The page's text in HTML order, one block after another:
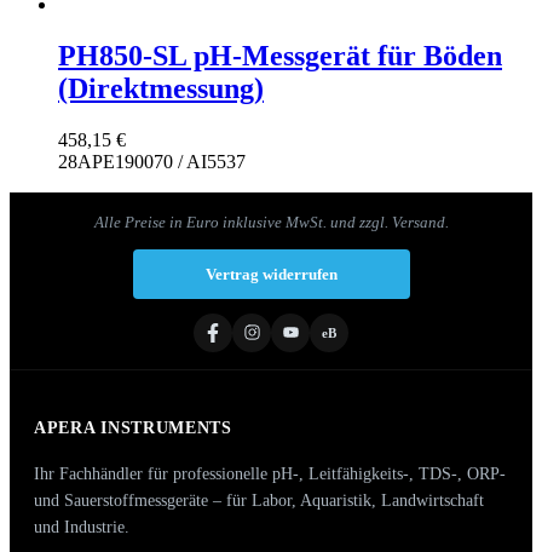
PH850-SL pH-Messgerät für Böden
(Direktmessung)
458,15 €
28APE190070 / AI5537
Alle Preise in Euro inklusive MwSt. und zzgl. Versand.
Vertrag widerrufen
eB
APERA INSTRUMENTS
Ihr Fachhändler für professionelle pH-, Leitfähigkeits-, TDS-, ORP-
und Sauerstoffmessgeräte – für Labor, Aquaristik, Landwirtschaft
und Industrie.